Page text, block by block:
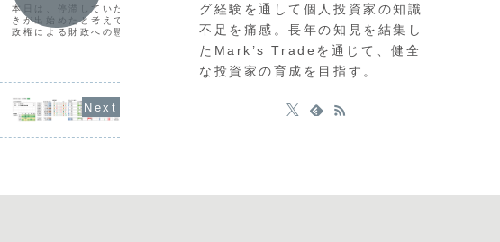
本日は、停滞していた昨日から徐々に動
きが出始めたと考えています。英国の新
政権による財政への懸念からポンドが売
られる一方、通貨相関ではドルの強さが
際立ってきました。現在は「ドル買い、
ポンド・ユーロ売り」という強弱関係が
市場は、今週の日米英の金融政策発表を
前に様子見姿勢が強く、方向感の乏しい
展開です。米ドル円は163円台で膠着
し、全体的にボラティリティも低い状態
が続いています。通貨相関を見ると、米
ドルと豪ドルの強さが目立つ一方で、英
ポンドとユーロの弱さが顕...
グ経験を通して個人投資家の知識
不足を痛感。長年の知見を結集し
たMark’s Tradeを通じて、健全
な投資家の育成を目指す。